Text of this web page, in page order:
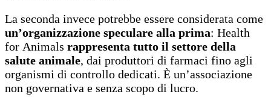
La seconda invece potrebbe essere considerata come
un’organizzazione speculare alla prima: Health
for Animals rappresenta tutto il settore della
salute animale, dai produttori di farmaci fino agli
organismi di controllo dedicati. È un’associazione
non governativa e senza scopo di lucro.